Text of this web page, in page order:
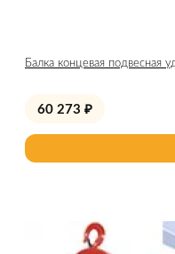
Балка концевая подвесная
60 273 ₽